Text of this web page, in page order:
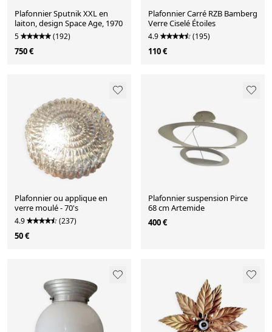
Plafonnier Sputnik XXL en
laiton, design Space Age, 1970
5 (192)
750 €
Plafonnier Carré RZB Bamberg
Verre Ciselé Étoiles
4.9 (195)
110 €
Plafonnier ou applique en
verre moulé - 70's
4.9 (237)
50 €
Plafonnier suspension Pirce
68 cm Artemide
400 €